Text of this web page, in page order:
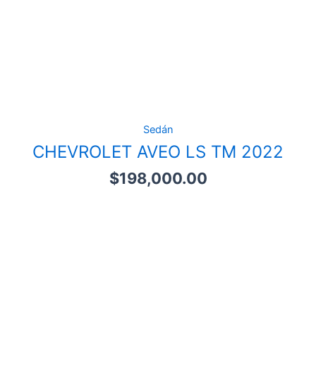
Sedán
CHEVROLET AVEO LS TM 2022
$198,000.00